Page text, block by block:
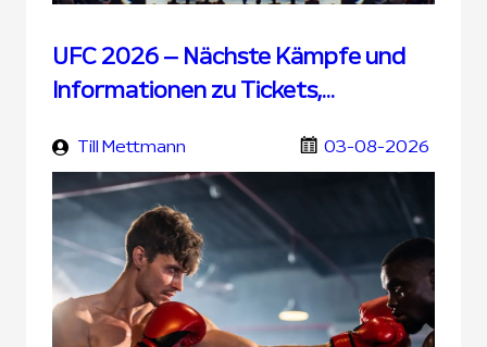
UFC 2026 – Nächste Kämpfe und
Informationen zu Tickets,
Till Mettmann 03-08-2026